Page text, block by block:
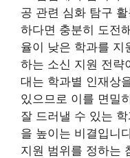
공 관련 심화 탐구
하다면 충분히 도전
율이 낮은 학과를 지
하는 소신 지원 전략
대는 학과별 인재상
있으므로 이를 면밀
잘 드러낼 수 있는
을 높이는 비결입니
지원 범위를 정하는